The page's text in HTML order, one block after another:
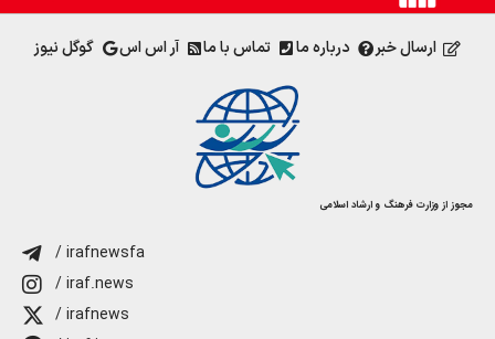
ارسال خبر درباره ما تماس با ما آر اس اس گوگل نیوز
مجوز از وزارت فرهنگ و ارشاد اسلامی
/ irafnewsfa
/ iraf.news
/ irafnews